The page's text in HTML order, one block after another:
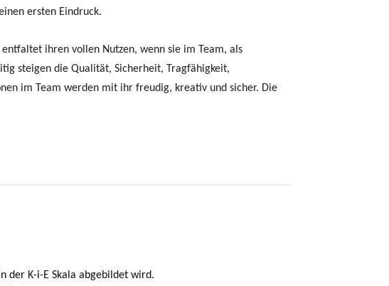
ersten Eindruck.
ihren vollen Nutzen, wenn sie im Team, als
steigen die Qualität, Sicherheit, Tragfähigkeit,
im Team werden mit ihr freudig, kreativ und sicher. Die
der K-i-E Skala abgebildet wird.